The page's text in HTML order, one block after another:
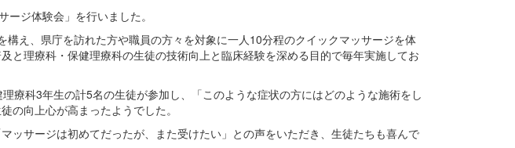
ジ体験会」を行いました。
構え、県庁を訪れた方や職員の方々を対象に一人10分程のクイックマッサージを体
と理療科・保健理療科の生徒の技術向上と臨床経験を深める目的で毎年実施してお
療科3年生の計5名の生徒が参加し、「このような症状の方にはどのような施術をし
の向上心が高まったようでした。
ッサージは初めてだったが、また受けたい」との声をいただき、生徒たちも喜んで